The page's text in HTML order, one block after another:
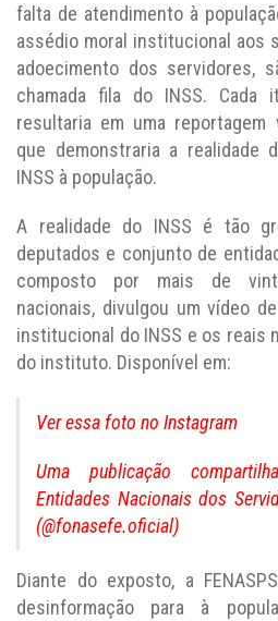
falta de atendimento à
assédio moral institucional aos
adoecimento dos servidores,
chamada fila do INSS. Cada
resultaria em uma reportagem
que demonstraria a realidade
INSS à população.
A realidade do INSS é tão
deputados e conjunto de
composto por mais de
nacionais, divulgou um vídeo
institucional do INSS e os reais
do instituto. Disponível em:
Ver essa foto no Instagram
Uma publicação
Entidades Nacionais dos
(@fonasefe.oficial)
Diante do exposto, a
desinformação para à